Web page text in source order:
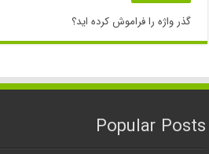
گذر واژه را فراموش کرده اید؟
Popular Posts